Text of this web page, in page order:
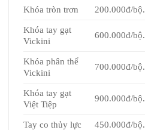
Khóa tròn trơn 200.000đ/bộ.
Khóa tay gạt
Vickini
600.000đ/bộ.
Khóa phân thể
Vickini
700.000đ/bộ.
Khóa tay gạt
Việt Tiệp
900.000đ/bộ.
Tay co thủy lực 450.000đ/bộ.